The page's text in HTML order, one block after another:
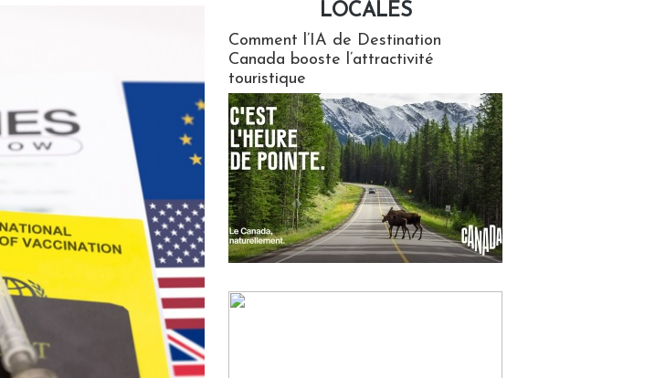
LOCALES
Comment l’IA de Destination
Canada booste l’attractivité
touristique